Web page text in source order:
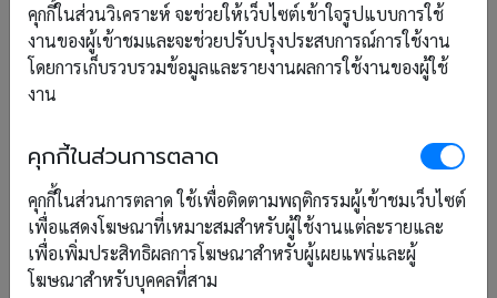
12 มิ.ย. 2026
ลูกค้าอาจพบที่พักของคุณจากเว็บไซต์ Facebook
เป้าหมายสุดท้ายคือการพาเข้าสู่หน้าจองห้องพักให้ได้ง่าย
ที่สุด บทความนี้จะแนะนำ 5 วิธีนำลิงก์จอง RoomScope ไป
ใช้งาน เพื่อเชื่อมทุกช่องทางเข้าสู่ระบบจองเดียวและเพิ่ม
โอกาสรับจองตรงมากขึ้น
คุกกี้ในส่วนวิเคราะห์ จะช่วยให้เว็บไซต์เข้าใจรูปแบบการใช้
งานของผู้เข้าชมและจะช่วยปรับปรุงประสบการณ์การใช้งาน
โดยการเก็บรวบรวมข้อมูลและรายงานผลการใช้งานของผู้ใช้
งาน
คุกกี้ในส่วนการตลาด
คุกกี้ในส่วนการตลาด ใช้เพื่อติดตามพฤติกรรมผู้เข้าชมเว็บไซต์
เพื่อแสดงโฆษณาที่เหมาะสมสำหรับผู้ใช้งานแต่ละรายและ
เพื่อเพิ่มประสิทธิผลการโฆษณาสำหรับผู้เผยแพร่และผู้
โฆษณาสำหรับบุคคลที่สาม